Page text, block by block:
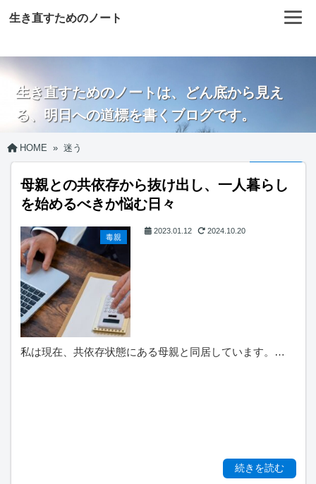
生き直すためのノート
生き直すためのノートは、どん底から見え
る、明日への道標を書くブログです。
HOME » 迷う
母親との共依存から抜け出し、一人暮らし
を始めるべきか悩む日々
毒親
2023.01.12 2024.10.20
私は現在、共依存状態にある母親と同居しています。…
続きを読む